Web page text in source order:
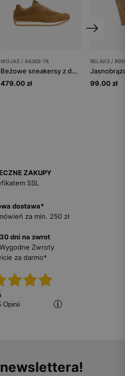
WOJAS / 46368-74
Beżowe sneakersy z dwoiny welurowej
479.00 zł
RELAKS /
99.00 zł
ZAKUPY
SSL
dostawa*
za min. 250 zł
dni na zwrot
Zwroty
za darmo*
opinii